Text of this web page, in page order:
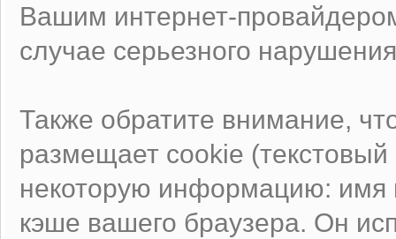
Вашим интернет-
случае серьезного
Также обратите внимание,
размещает cookie
некоторую информацию: имя
кэше вашего браузера. Он